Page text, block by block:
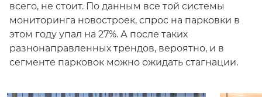
всего, не стоит. По данным все той системы
мониторинга новостроек, спрос на парковки в
этом году упал на 27%. А после таких
разнонаправленных трендов, вероятно, и в
сегменте парковок можно ожидать стагнации.